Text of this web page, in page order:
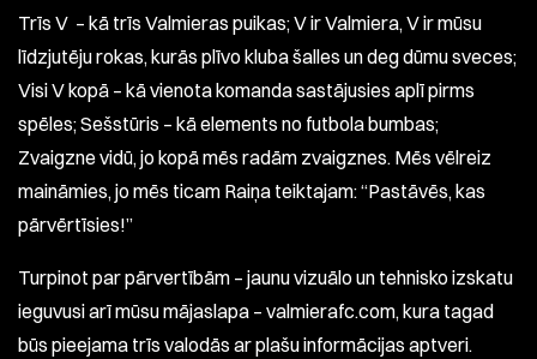
Trīs V – kā trīs Valmieras puikas; V ir Valmiera, V ir mūsu
līdzjutēju rokas, kurās plīvo kluba šalles un deg dūmu sveces;
Visi V kopā – kā vienota komanda sastājusies aplī pirms
spēles; Sešstūris – kā elements no futbola bumbas;
Zvaigzne vidū, jo kopā mēs radām zvaigznes. Mēs vēlreiz
maināmies, jo mēs ticam Raiņa teiktajam: “Pastāvēs, kas
pārvērtīsies!”
Turpinot par pārvertībām – jaunu vizuālo un tehnisko izskatu
ieguvusi arī mūsu mājaslapa – valmierafc.com, kura tagad
būs pieejama trīs valodās ar plašu informācijas aptveri.